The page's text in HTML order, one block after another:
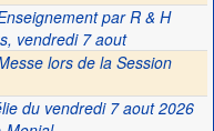
par R & H
vendredi 7 aout
lors de la Session
du vendredi 7 aout 2026